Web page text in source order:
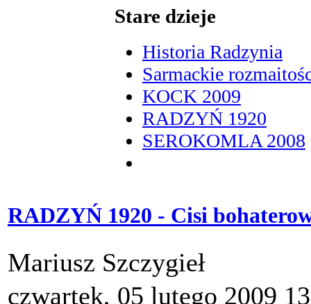
Stare dzieje
Historia Radzynia
Sarmackie
KOCK 2009
RADZYŃ 1920
SEROKOMLA 2008
RADZYŃ 1920 - Cisi
Mariusz Szczygieł
czwartek, 05 lutego 2009